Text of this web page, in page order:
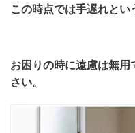
この時点では手遅れとい
お困りの時に遠慮は無
さい。